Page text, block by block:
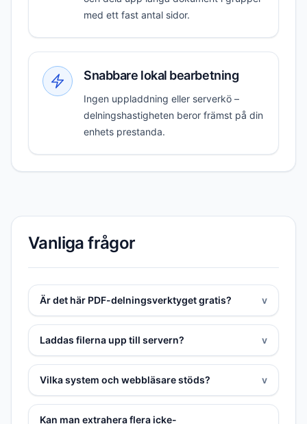
med ett fast antal sidor.
Snabbare lokal bearbetning
Ingen uppladdning eller serverkö –
delningshastigheten beror främst på din
enhets prestanda.
Vanliga frågor
Är det här PDF-delningsverktyget gratis? v
Laddas filerna upp till servern? v
Vilka system och webbläsare stöds? v
Kan man extrahera flera icke-